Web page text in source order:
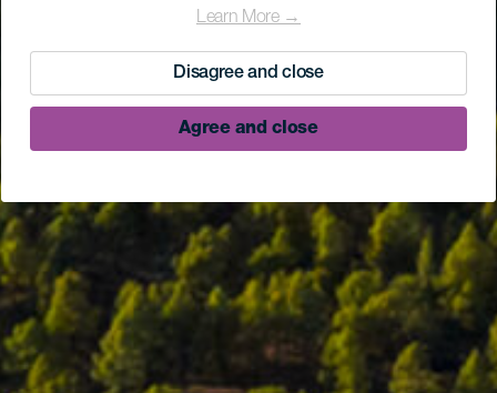
Learn More →
Disagree and close
Agree and close